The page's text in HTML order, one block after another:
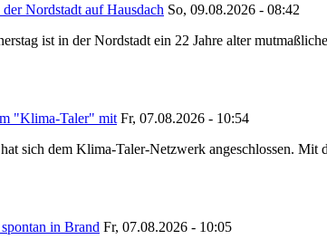
Nordstadt auf Hausdach So, 09.08.2026 - 08:42
ist in der Nordstadt ein 22 Jahre alter
"Klima-Taler" mit Fr, 07.08.2026 - 10:54
sich dem Klima-Taler-Netzwerk angeschlossen.
in Brand Fr, 07.08.2026 - 10:05